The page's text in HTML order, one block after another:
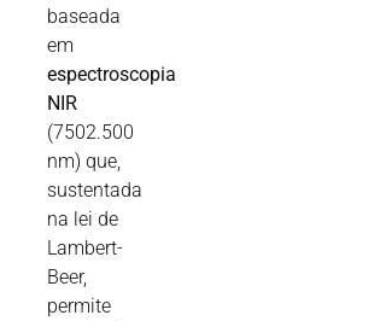
baseada
em
espectroscopia
NIR
(7502.500
nm) que,
sustentada
na lei de
Lambert-
Beer,
permite